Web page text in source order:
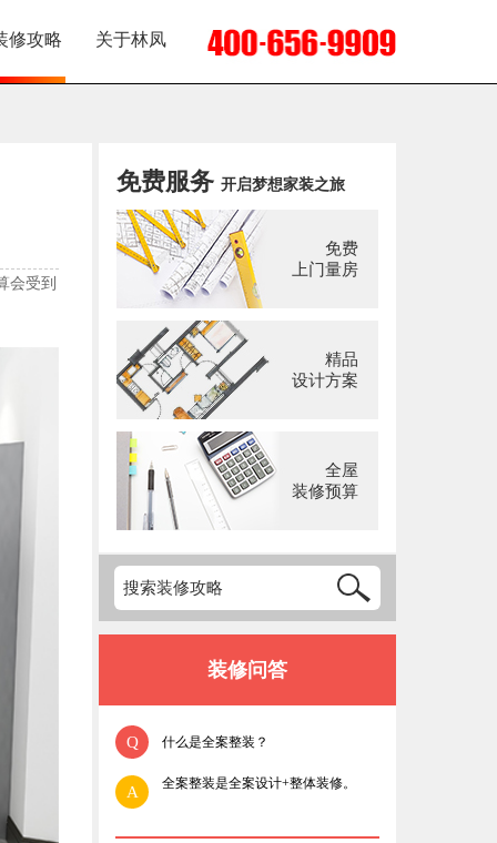
修攻略 关于林凤
会受到
免费服务 开启梦想家装之旅
免费
上门量房
精品
设计方案
全屋
装修预算
装修问答
Q 什么是全案整装？
A 全案整装是全案设计+整体装修。